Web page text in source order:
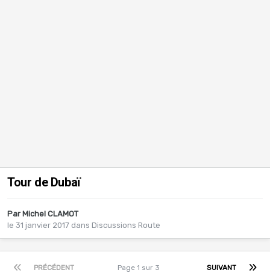
Tour de Dubaï
Par Michel CLAMOT
le 31 janvier 2017 dans Discussions Route
PRÉCÉDENT SUIVANT
Page 1 sur 3